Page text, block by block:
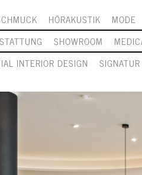
HÖRAKUSTIK MODE
SHOWROOM
INTERIOR DESIGN